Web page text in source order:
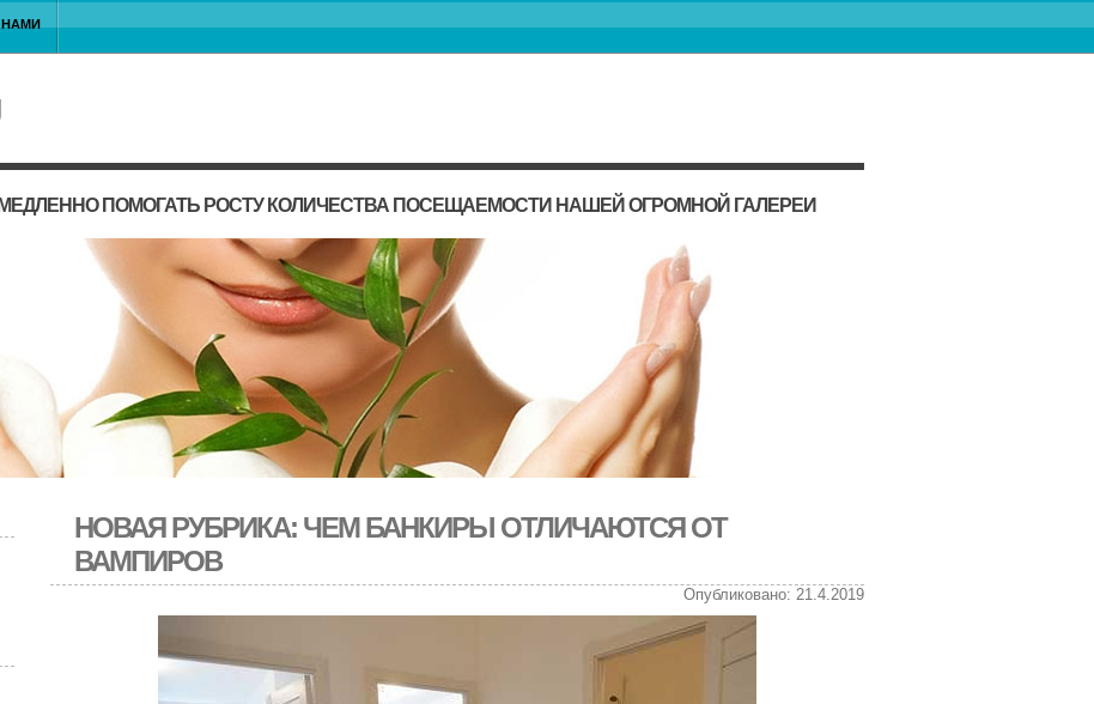
НАМИ
ПОМОГАТЬ РОСТУ КОЛИЧЕСТВА ПОСЕЩАЕМОСТИ НАШЕЙ ОГРОМНОЙ ГАЛЕРЕИ
НОВАЯ РУБРИКА: ЧЕМ БАНКИРЫ ОТЛИЧАЮТСЯ ОТ
ВАМПИРОВ
Опубликовано: 21.4.2019